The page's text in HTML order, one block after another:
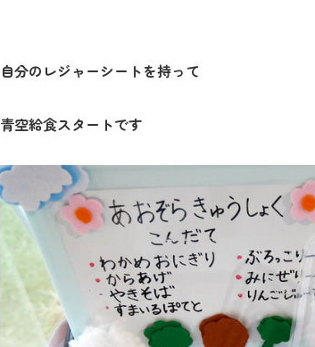
自分のレジャーシートを持って
青空給食スタートです